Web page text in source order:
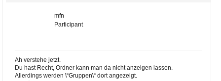
mfn
Participant
Ah verstehe jetzt.
Du hast Recht, Ordner kann man da nicht anzeigen lassen.
Allerdings werden \“Gruppen\“ dort angezeigt.